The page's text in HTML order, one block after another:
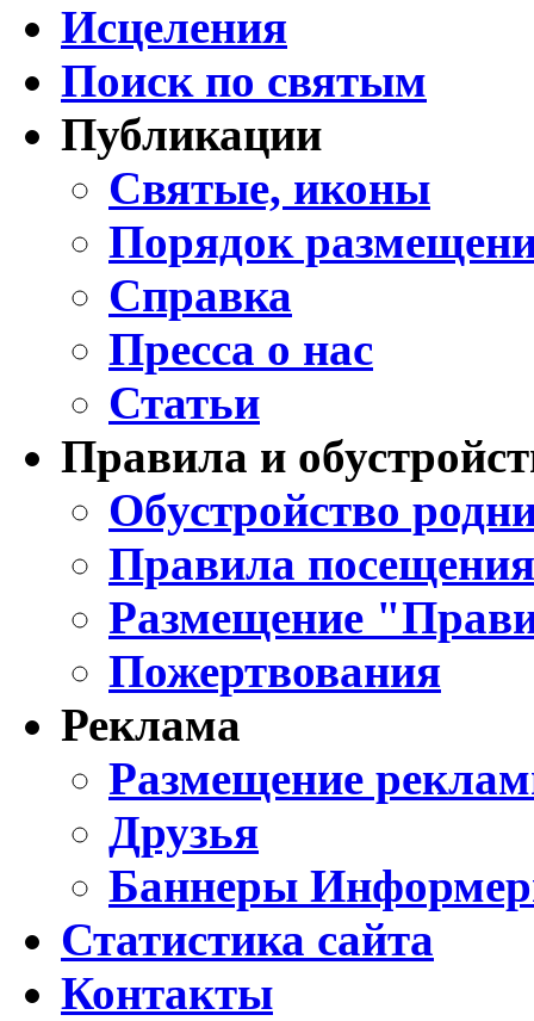
Исцеления
Поиск по святым
Публикации
Святые, иконы
Порядок
Справка
Пресса о нас
Статьи
Правила и
Обустройство
Правила
Размещение
Пожертвования
Реклама
Размещение
Друзья
Баннеры
Статистика сайта
Контакты